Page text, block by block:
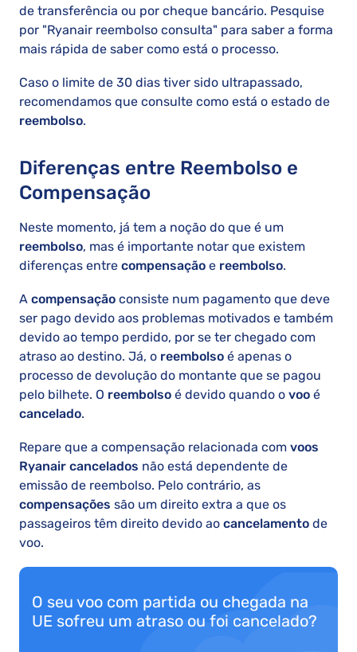
de transferência ou por cheque bancário. Pesquise
por "Ryanair reembolso consulta" para saber a forma
mais rápida de saber como está o processo.
Caso o limite de 30 dias tiver sido ultrapassado,
recomendamos que consulte como está o estado de
reembolso.
Diferenças entre Reembolso e
Compensação
Neste momento, já tem a noção do que é um
reembolso, mas é importante notar que existem
diferenças entre compensação e reembolso.
A compensação consiste num pagamento que deve
ser pago devido aos problemas motivados e também
devido ao tempo perdido, por se ter chegado com
atraso ao destino. Já, o reembolso é apenas o
processo de devolução do montante que se pagou
pelo bilhete. O reembolso é devido quando o voo é
cancelado.
Repare que a compensação relacionada com voos
Ryanair cancelados não está dependente de
emissão de reembolso. Pelo contrário, as
compensações são um direito extra a que os
passageiros têm direito devido ao cancelamento de
voo.
O seu voo com partida ou chegada na
UE sofreu um atraso ou foi cancelado?